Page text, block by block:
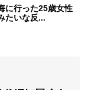
に行った25歳女性
たいな反...